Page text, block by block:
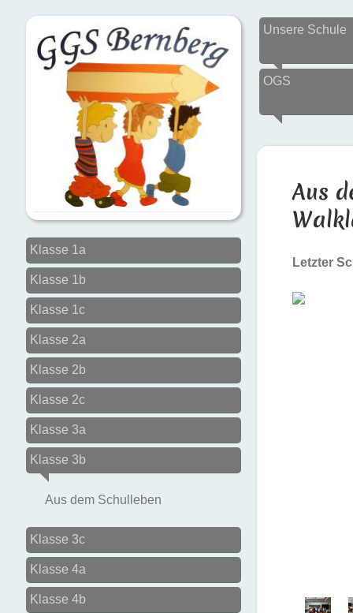
Klasse 1a
Klasse 1b
Klasse 1c
Klasse 2a
Klasse 2b
Klasse 2c
Klasse 3a
Klasse 3b
Aus dem Schulleben
Klasse 3c
Klasse 4a
Klasse 4b
Unsere Schule
OGS
Aus
Letzter